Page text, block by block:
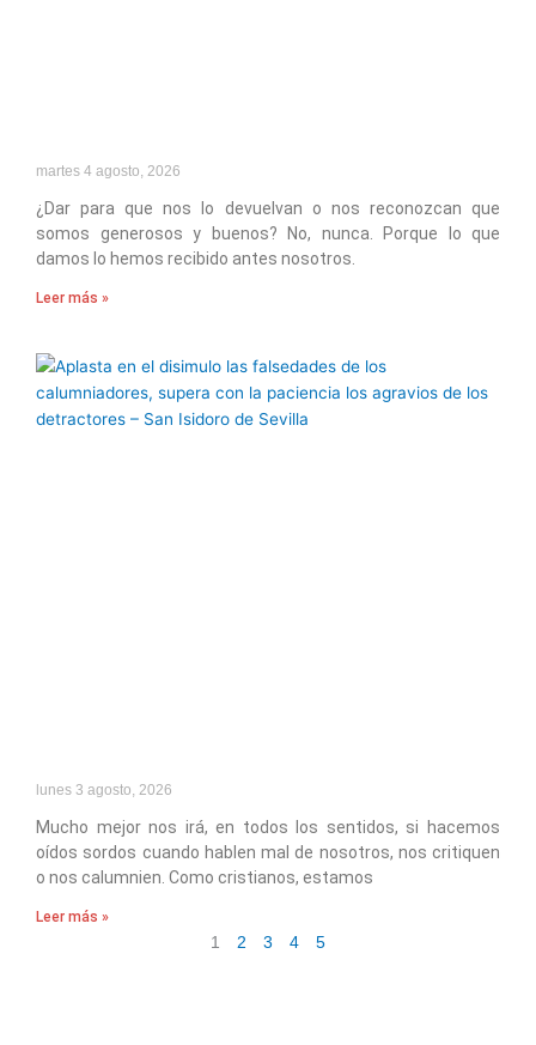
martes 4 agosto, 2026
¿Dar para que nos lo devuelvan o nos reconozcan que
somos generosos y buenos? No, nunca. Porque lo que
damos lo hemos recibido antes nosotros.
Leer más »
lunes 3 agosto, 2026
Mucho mejor nos irá, en todos los sentidos, si hacemos
oídos sordos cuando hablen mal de nosotros, nos critiquen
o nos calumnien. Como cristianos, estamos
Leer más »
1 2 3 4 5